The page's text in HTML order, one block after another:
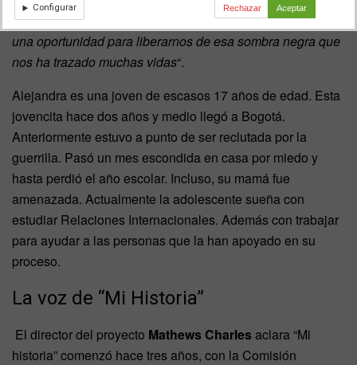
realidad. Nosotros hemos sufrido mucho y, para mí, ha sido
una oportunidad para liberarnos de esa sombra negra que
nos ha trazado muchas vidas“.
Alejandra es una joven de escasos 17 años de edad. Esta
jovencita hace dos años y medio llegó a Bogotá.
Anteriormente estuvo a punto de ser reclutada por la
guerrilla. Pasó un mes escondida en casa por miedo y
hasta perdió el año escolar. Incluso, su mamá fue
amenazada. Actualmente la adolescente sueña con
estudiar Relaciones Internacionales. Además con trabajar
para ayudar a las personas que la han apoyado en su
proceso.
La voz de “Mi Historia”
El director del proyecto Mathews Charles aclara “Mi
historia” comenzó hace tres años, con la Comisión
Configurar Rechazar Aceptar